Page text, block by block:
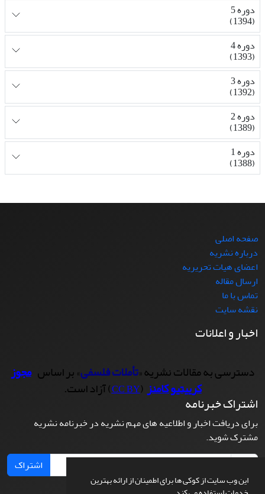
این وب سایت از کوکی ها برای اطمینان از ارائه بهترین
دوره 5
(1394)
دوره 4
(1393)
دوره 3
(1392)
دوره 2
(1389)
دوره 1
(1388)
صفحه اصلی
درباره نشریه
اعضای هیات تحریریه
ارسال مقاله
تماس با ما
نقشه سایت
اخبار و اعلانات
دسترسی به مقالات نشریه «تأملات فلسفی» بر اساس مجوز
کرییتیو کامنز(
CC BY) آزاد است.
اشتراک خبرنامه
برای دریافت اخبار و اطلاعیه های مهم نشریه در خبرنامه نشریه
مشترک شوید.
اشتراک